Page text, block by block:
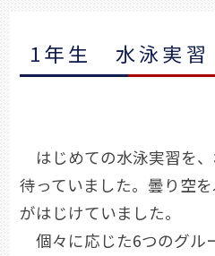
1年生 水泳実習
はじめての水泳実習を
待っていました。曇り空
がはじけていました。
個々に応じた6つのグル